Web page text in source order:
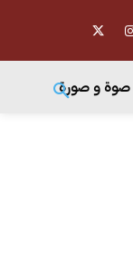
صوة و صورة